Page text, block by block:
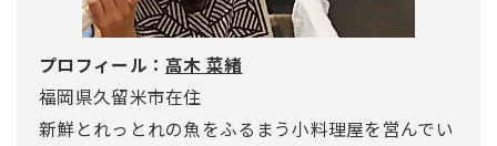
プロフィール： 高木 菜緒
福岡県久留米市在住
新鮮とれっとれの魚をふるまう小料理屋を営んでい